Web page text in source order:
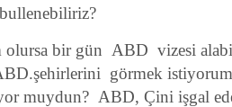
olursa bir gün ABD vizesi
görmek
muydun? ABD, Çini işgal